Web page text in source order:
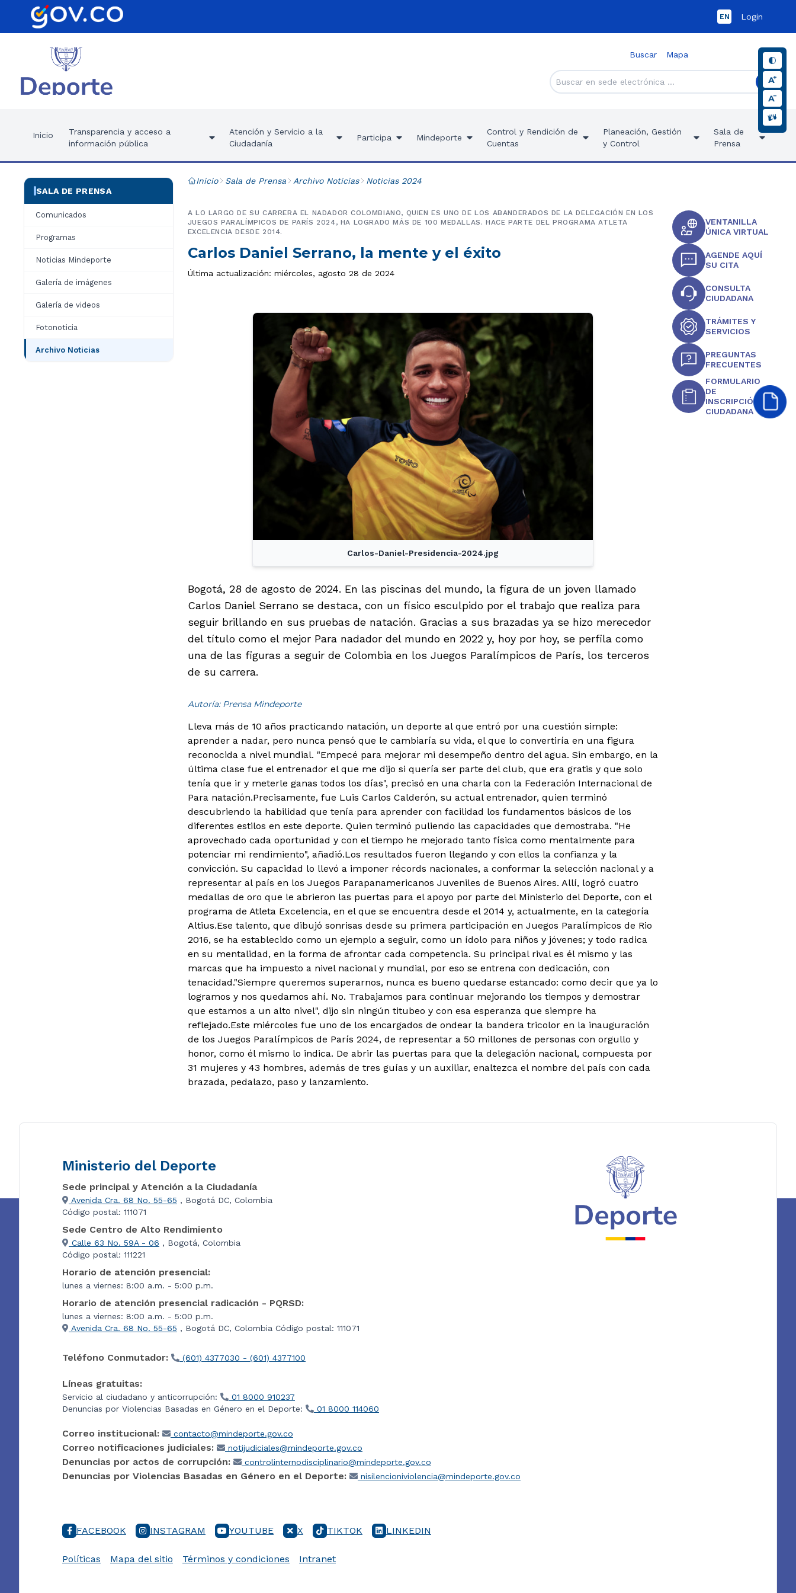
EN Login
Buscar Mapa
Inicio
Transparencia y acceso a
información pública
Atención y Servicio a la
Ciudadanía
Participa Mindeporte
Control y Rendición de
Cuentas
Planeación, Gestión
y Control
Sala de
Prensa
SALA DE PRENSA
Comunicados
Programas
Noticias Mindeporte
Galería de imágenes
Galería de videos
Fotonoticia
Archivo Noticias
Inicio Sala de Prensa Archivo Noticias Noticias 2024
Carlos Daniel Serrano, la mente y el éxito
A LO LARGO DE SU CARRERA EL NADADOR COLOMBIANO, QUIEN ES UNO DE LOS ABANDERADOS DE LA DELEGACIÓN EN LOS
JUEGOS PARALÍMPICOS DE PARÍS 2024, HA LOGRADO MÁS DE 100 MEDALLAS. HACE PARTE DEL PROGRAMA ATLETA
EXCELENCIA DESDE 2014.
Última actualización: miércoles, agosto 28 de 2024
Carlos-Daniel-Presidencia-2024.jpg
Bogotá, 28 de agosto de 2024. En las piscinas del mundo, la figura de un joven llamado
Carlos Daniel Serrano se destaca, con un físico esculpido por el trabajo que realiza para
seguir brillando en sus pruebas de natación. Gracias a sus brazadas ya se hizo merecedor
del título como el mejor Para nadador del mundo en 2022 y, hoy por hoy, se perfila como
una de las figuras a seguir de Colombia en los Juegos Paralímpicos de París, los terceros
de su carrera.
Autoría: Prensa Mindeporte
Lleva más de 10 años practicando natación, un deporte al que entró por una cuestión simple:
aprender a nadar, pero nunca pensó que le cambiaría su vida, el que lo convertiría en una figura
reconocida a nivel mundial. "Empecé para mejorar mi desempeño dentro del agua. Sin embargo, en la
última clase fue el entrenador el que me dijo si quería ser parte del club, que era gratis y que solo
tenía que ir y meterle ganas todos los días", precisó en una charla con la Federación Internacional de
Para natación.Precisamente, fue Luis Carlos Calderón, su actual entrenador, quien terminó
descubriendo la habilidad que tenía para aprender con facilidad los fundamentos básicos de los
diferentes estilos en este deporte. Quien terminó puliendo las capacidades que demostraba. "He
aprovechado cada oportunidad y con el tiempo he mejorado tanto física como mentalmente para
potenciar mi rendimiento", añadió.Los resultados fueron llegando y con ellos la confianza y la
convicción. Su capacidad lo llevó a imponer récords nacionales, a conformar la selección nacional y a
representar al país en los Juegos Parapanamericanos Juveniles de Buenos Aires. Allí, logró cuatro
medallas de oro que le abrieron las puertas para el apoyo por parte del Ministerio del Deporte, con el
programa de Atleta Excelencia, en el que se encuentra desde el 2014 y, actualmente, en la categoría
Altius.Ese talento, que dibujó sonrisas desde su primera participación en Juegos Paralímpicos de Rio
2016, se ha establecido como un ejemplo a seguir, como un ídolo para niños y jóvenes; y todo radica
en su mentalidad, en la forma de afrontar cada competencia. Su principal rival es él mismo y las
marcas que ha impuesto a nivel nacional y mundial, por eso se entrena con dedicación, con
tenacidad."Siempre queremos superarnos, nunca es bueno quedarse estancado: como decir que ya lo
logramos y nos quedamos ahí. No. Trabajamos para continuar mejorando los tiempos y demostrar
que estamos a un alto nivel", dijo sin ningún titubeo y con esa esperanza que siempre ha
reflejado.Este miércoles fue uno de los encargados de ondear la bandera tricolor en la inauguración
de los Juegos Paralímpicos de París 2024, de representar a 50 millones de personas con orgullo y
honor, como él mismo lo indica. De abrir las puertas para que la delegación nacional, compuesta por
31 mujeres y 43 hombres, además de tres guías y un auxiliar, enaltezca el nombre del país con cada
brazada, pedalazo, paso y lanzamiento.
VENTANILLA
ÚNICA VIRTUAL
AGENDE AQUÍ
SU CITA
CONSULTA
CIUDADANA
TRÁMITES Y
SERVICIOS
PREGUNTAS
FRECUENTES
FORMULARIO
DE
INSCRIPCIÓN
CIUDADANA
Ministerio del Deporte
Sede principal y Atención a la Ciudadanía
Avenida Cra. 68 No. 55-65 , Bogotá DC, Colombia
Código postal: 111071
Sede Centro de Alto Rendimiento
Calle 63 No. 59A - 06 , Bogotá, Colombia
Código postal: 111221
Horario de atención presencial:
lunes a viernes: 8:00 a.m. - 5:00 p.m.
Horario de atención presencial radicación - PQRSD:
lunes a viernes: 8:00 a.m. - 5:00 p.m.
Avenida Cra. 68 No. 55-65 , Bogotá DC, Colombia Código postal: 111071
Teléfono Conmutador: (601) 4377030 - (601) 4377100
Líneas gratuitas:
Servicio al ciudadano y anticorrupción:
01 8000 910237
Denuncias por Violencias Basadas en Género en el Deporte:
01 8000 114060
Correo institucional: contacto@mindeporte.gov.co
Correo notificaciones judiciales: notijudiciales@mindeporte.gov.co
Denuncias por actos de corrupción: controlinternodisciplinario@mindeporte.gov.co
Denuncias por Violencias Basadas en Género en el Deporte: nisilencioniviolencia@mindeporte.gov.co
FACEBOOK INSTAGRAM YOUTUBE X TIKTOK LINKEDIN
Políticas Mapa del sitio Términos y condiciones Intranet